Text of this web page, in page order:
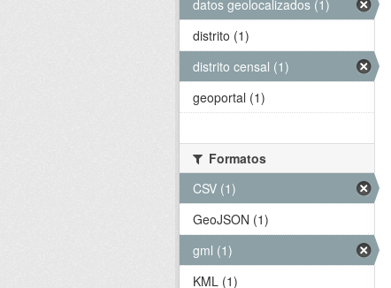
datos geolocalizados (1)
distrito (1)
distrito censal (1)
geoportal (1)
Formatos
CSV (1)
GeoJSON (1)
gml (1)
KML (1)